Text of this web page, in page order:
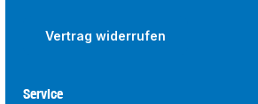
Vertrag widerrufen
Service